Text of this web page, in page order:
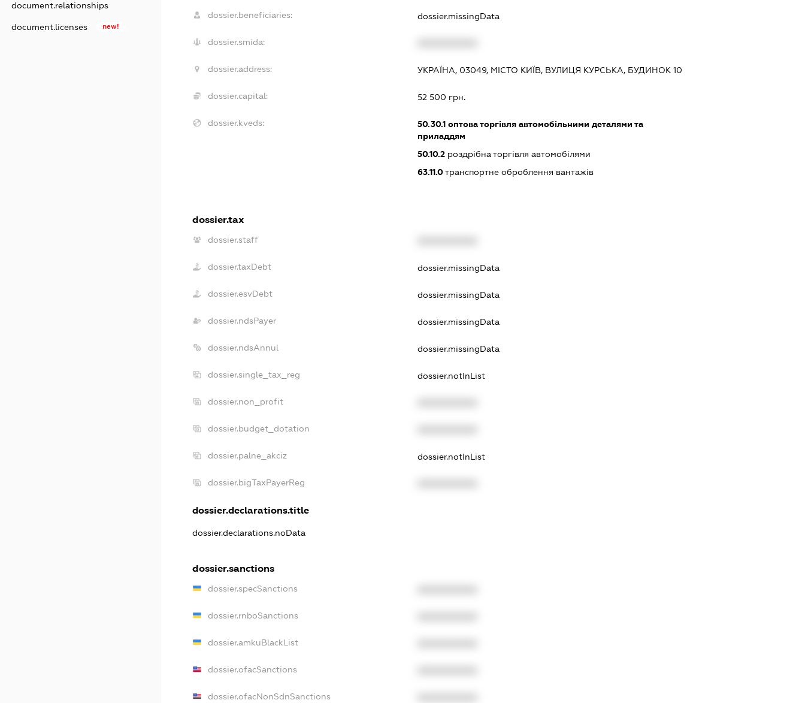
document.relationships
document.licenses new!
dossier.beneficiaries: dossier.missingData
dossier.smida:
dossier.address: УКРАЇНА, 03049, МІСТО КИЇВ, ВУЛИЦЯ КУРСЬКА, БУДИНОК 10
dossier.capital: 52 500 грн.
dossier.kveds: 50.30.1 оптова торгівля автомобільними деталями та
приладдям
50.10.2 роздрібна торгівля автомобілями
63.11.0транспортне оброблення вантажів
dossier.tax
dossier.staff
dossier.taxDebt dossier.missingData
dossier.esvDebt dossier.missingData
dossier.ndsPayer dossier.missingData
dossier.ndsAnnul dossier.missingData
dossier.single_tax_reg dossier.notInList
dossier.non_profit
dossier.budget_dotation
dossier.palne_akciz dossier.notInList
dossier.bigTaxPayerReg
dossier.declarations.title
dossier.declarations.noData
dossier.sanctions
dossier.specSanctions
dossier.rnboSanctions
dossier.amkuBlackList
dossier.ofacSanctions
dossier.ofacNonSdnSanctions